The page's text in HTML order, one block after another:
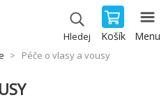
Hledej Košík Menu
Péče o vlasy a vousy